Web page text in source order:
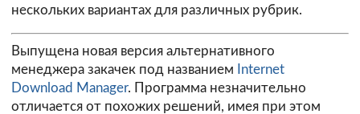
нескольких вариантах для различных рубрик.
Выпущена новая версия альтернативного
менеджера закачек под названием
Internet
Download Manager. Программа незначительно
отличается от похожих решений, имея при этом